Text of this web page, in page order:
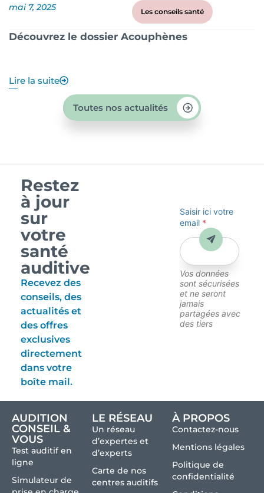
mai 7, 2025 Les conseils santé
Découvrez le dossier Acouphènes
Lire la suite
Toutes nos actualités
Restez
à jour
sur
votre
santé
auditive
Recevez des
conseils, des
actualités et
des offres
exclusives
directement
dans votre
boîte mail.
Saisir ici votre
email *
Vos données
sont sécurisées
et ne seront
jamais
partagées avec
des tiers
Envoyer
AUDITION
CONSEIL &
VOUS
Test auditif en
ligne
Simulateur de
LE RÉSEAU
Un réseau
d’expertes et
d’experts
Carte de nos
centres auditifs
À PROPOS
Contactez-nous
Mentions légales
Politique de
confidentialité